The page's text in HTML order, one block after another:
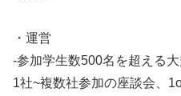
・運営
-参加学生数500名を超える
1社~複数社参加の座談会、